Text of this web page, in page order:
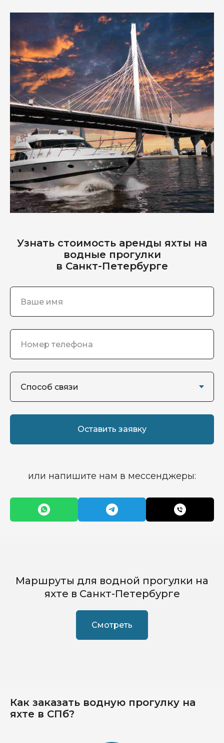
Узнать стоимость аренды яхты на
водные прогулки
в Санкт-Петербурге
Оставить заявку
или напишите нам в мессенджеры:
Маршруты для водной прогулки на
яхте в Санкт-Петербурге
Смотреть
Как заказать водную прогулку на
яхте в СПб?